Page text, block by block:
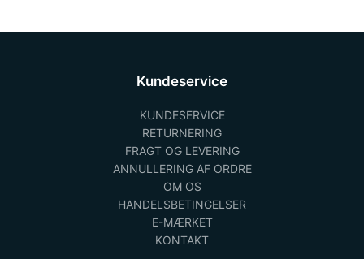
Kundeservice
KUNDESERVICE
RETURNERING
FRAGT OG LEVERING
ANNULLERING AF ORDRE
OM OS
HANDELSBETINGELSER
E-MÆRKET
KONTAKT